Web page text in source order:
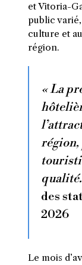
et Vitoria-
public
culture et
région.
« La
région,
des
2026
Le mois